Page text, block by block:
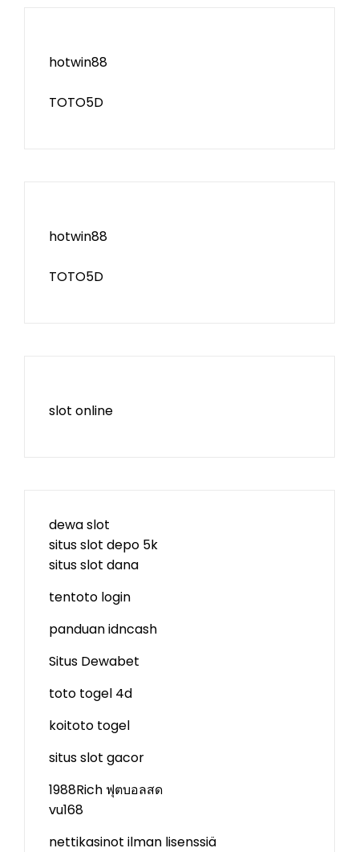
hotwin88
TOTO5D
hotwin88
TOTO5D
slot online
dewa slot
situs slot depo 5k
situs slot dana
tentoto login
panduan idncash
Situs Dewabet
toto togel 4d
koitoto togel
situs slot gacor
1988Rich ฟุตบอลสด
vu168
nettikasinot ilman lisenssiä